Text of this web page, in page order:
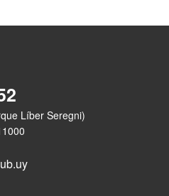
Líber Seregni)